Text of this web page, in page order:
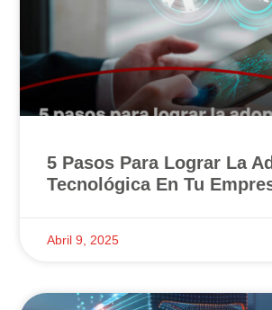
5 Pasos Para Lograr La
Tecnológica En Tu
Abril 9, 2025